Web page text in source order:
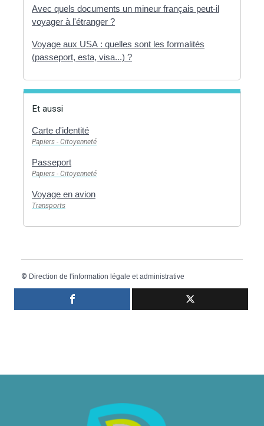
Avec quels documents un mineur français peut-il
voyager à l'étranger ?
Voyage aux USA : quelles sont les formalités
(passeport, esta, visa...) ?
Et aussi
Carte d'identité
Papiers - Citoyenneté
Passeport
Papiers - Citoyenneté
Voyage en avion
Transports
© Direction de l'information légale et administrative